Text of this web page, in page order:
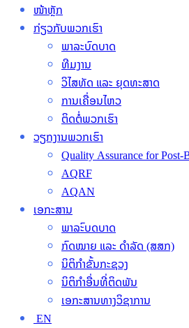
ໜ້າຫຼັກ
ກ່ຽວກັບພວກເຮົາ
ພາລະບົດບາດ
ທີມງານ
ວິໄສທັດ ແລະ ຍຸດທະສາດ
ການເຄື່ອນໄຫວ
ຕິດຕໍ່ພວກເຮົາ
ວຽກງານພວກເຮົາ
Quality Assurance for Post-
AQRF
AQAN
ເອກະສານ
ພາລະົບດບາດ
ກົດໝາຍ ແລະ ດຳລັດ (ສສກ)
ນິຕິກຳຂັ້ນກະຊວງ
ນິຕິກໍາອື່ນທີ່ຕິດພັນ
ເອກະສານທາງວິຊາການ
EN